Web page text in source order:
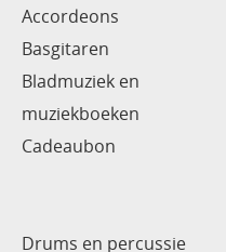
Accordeons
Basgitaren
Bladmuziek en
muziekboeken
Cadeaubon
Drums en percussie